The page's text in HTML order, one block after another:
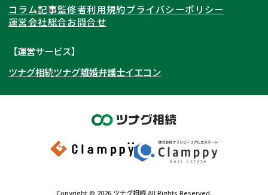
岩手県 宮城県
秋田県
福島県
東京都 神奈川県
埼玉県
茨城県 群馬県
東海
愛知県
岐阜県 山梨県
関西
大阪府 京都府
奈良県
和歌山県
北陸・甲信越
石川県
富山県
岡山県
九州・沖縄
相続登記
遺産分割
相続手続き
家族信託
成年後見・任意後見
相続財産調査
不動産評価(相続不動産)
相続トラブル
コラム記事監修者利用規約プライバシーポリシー
運営会社総合お問合せ
【運営サービス】
ツナグ相続ツナグ離婚弁護士イエコン
Copyright © 2026 ツナグ相続All Rights Reserved.